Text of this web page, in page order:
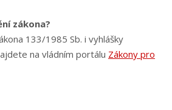
zákona?
133/1985 Sb. i vyhlášky
na vládním portálu Zákony pro